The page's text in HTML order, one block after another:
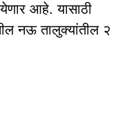
आहे. यासाठी
नऊ तालुक्यांतील २